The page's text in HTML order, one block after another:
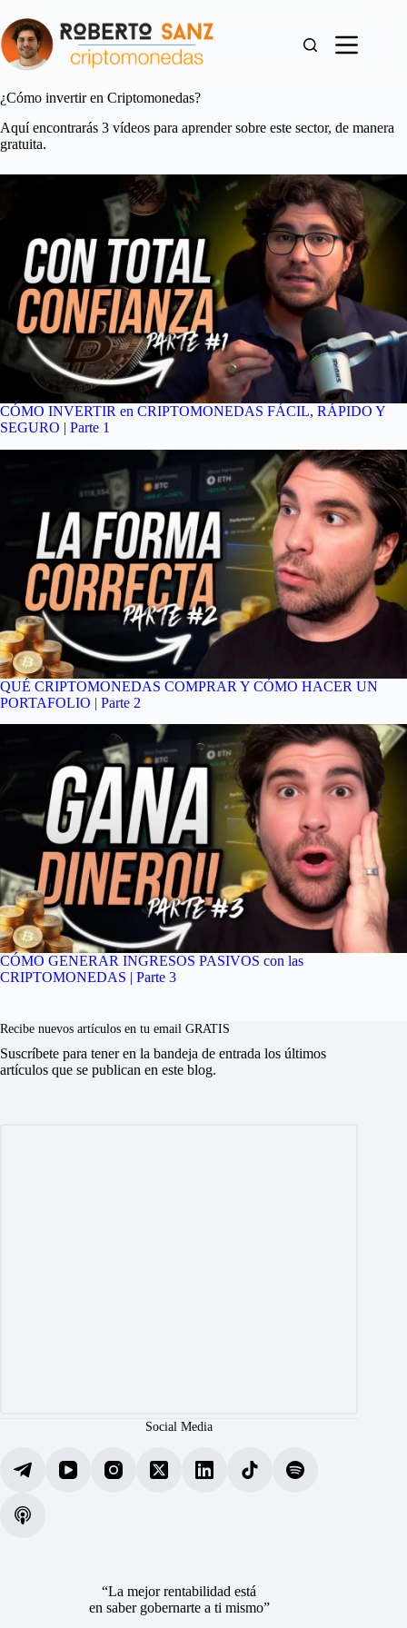
al
contenido
¿Cómo invertir en Criptomonedas?
Aquí encontrarás 3 vídeos para aprender sobre este sector, de manera
gratuita.
CÓMO INVERTIR en CRIPTOMONEDAS FÁCIL, RÁPIDO Y
SEGURO | Parte 1
QUÉ CRIPTOMONEDAS COMPRAR Y CÓMO HACER UN
PORTAFOLIO | Parte 2
CÓMO GENERAR INGRESOS PASIVOS con las
CRIPTOMONEDAS | Parte 3
Recibe nuevos artículos en tu email GRATIS
Suscríbete para tener en la bandeja de entrada los últimos
artículos que se publican en este blog.
Social Media
“La mejor rentabilidad está
en saber gobernarte a ti mismo”